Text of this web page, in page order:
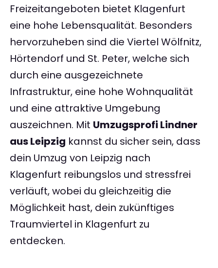
Freizeitangeboten bietet Klagenfurt
eine hohe Lebensqualität. Besonders
hervorzuheben sind die Viertel Wölfnitz,
Hörtendorf und St. Peter, welche sich
durch eine ausgezeichnete
Infrastruktur, eine hohe Wohnqualität
und eine attraktive Umgebung
auszeichnen. Mit Umzugsprofi Lindner
aus Leipzig kannst du sicher sein, dass
dein Umzug von Leipzig nach
Klagenfurt reibungslos und stressfrei
verläuft, wobei du gleichzeitig die
Möglichkeit hast, dein zukünftiges
Traumviertel in Klagenfurt zu
entdecken.